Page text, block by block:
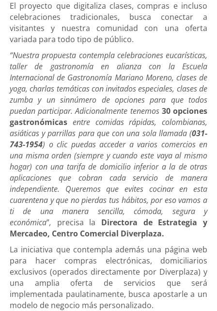
El proyecto que digitaliza clases, compras e incluso
celebraciones tradicionales, busca conectar a
visitantes y nuestra comunidad con una oferta
variada para todo tipo de público.
“Nuestra propuesta contempla celebraciones eucarísticas,
taller de gastronomía en alianza con la Escuela
Internacional de Gastronomía Mariano Moreno, clases de
yoga, charlas temáticas con invitados especiales, clases de
zumba y un sinnúmero de opciones para que todos
puedan participar. Adicionalmente tenemos 30 opciones
gastronómicas entre comidas rápidas, colombianas,
asiáticas y parrillas para que con una sola llamada (031-
743-1954) o clic puedas acceder a varios comercios en
una misma orden (siempre y cuando este vaya al mismo
hogar) con una tarifa de domicilio inferior a la de otras
aplicaciones que cobran cada servicio de manera
independiente. Queremos que evites cocinar en esta
cuarentena y que no pierdas tus hábitos, por eso vamos a
ti de una manera sencilla, cómoda, segura y
económica”, precisa la Directora de Estrategia y
Mercadeo, Centro Comercial Diverplaza.
La iniciativa que contempla además una página web
para hacer compras electrónicas, domiciliarios
exclusivos (operados directamente por Diverplaza) y
una amplia oferta de servicios que será
implementada paulatinamente, busca apostarle a un
modelo de negocio más personalizado.